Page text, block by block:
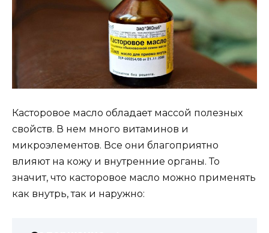
Касторовое масло обладает массой полезных
свойств. В нем много витаминов и
микроэлементов. Все они благоприятно
влияют на кожу и внутренние органы. То
значит, что касторовое масло можно применять
как внутрь, так и наружно: